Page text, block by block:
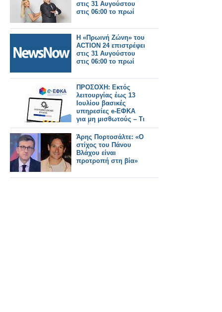
στις 31 Αυγούστου
στις 06:00 το πρωί
Η «Πρωινή Ζώνη» του
ACTION 24 επιστρέφει
στις 31 Αυγούστου
στις 06:00 το πρωί
ΠΡΟΣΟΧΗ: Εκτός
λειτουργίας έως 13
Ιουλίου βασικές
υπηρεσίες e-ΕΦΚΑ
για μη μισθωτούς – Τι
ισχύει για τους
φαρμακοποιούς
Άρης Πορτοσάλτε: «Ο
στίχος του Πάνου
Βλάχου είναι
προτροπή στη βία»